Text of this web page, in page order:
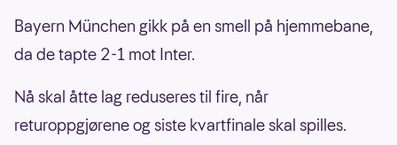
Bayern München gikk på en smell på hjemmebane,
da de tapte 2-1 mot Inter.
Nå skal åtte lag reduseres til fire, når
returoppgjørene og siste kvartfinale skal spilles.